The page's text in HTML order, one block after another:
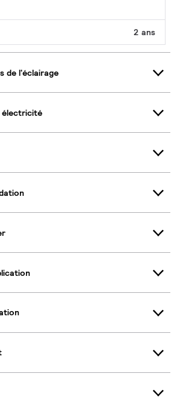
2 ans
de l'éclairage
électricité